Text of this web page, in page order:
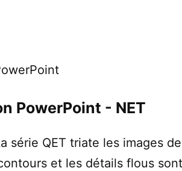
PowerPoint - NET
série QET triate les images
et les détails flous